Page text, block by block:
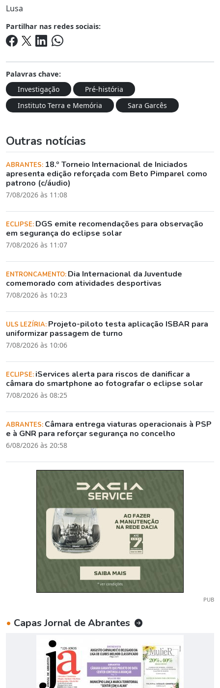
Lusa
Partilhar nas redes sociais:
Palavras chave:
Investigação
Pré-história
Instituto Terra e Memória
Sara Garcês
Outras notícias
ABRANTES: 18.º Torneio Internacional de Iniciados
apresenta edição reforçada com Beto Pimparel como
patrono (c/áudio)
7/08/2026 às 11:08
ECLIPSE: DGS emite recomendações para observação
em segurança do eclipse solar
7/08/2026 às 11:07
ENTRONCAMENTO: Dia Internacional da Juventude
comemorado com atividades desportivas
7/08/2026 às 10:23
ULS LEZÍRIA: Projeto-piloto testa aplicação ISBAR para
uniformizar passagem de turno
7/08/2026 às 10:06
ECLIPSE: iServices alerta para riscos de danificar a
câmara do smartphone ao fotografar o eclipse solar
7/08/2026 às 08:25
ABRANTES: Câmara entrega viaturas operacionais à PSP
e à GNR para reforçar segurança no concelho
6/08/2026 às 20:58
PUB
• Capas Jornal de Abrantes